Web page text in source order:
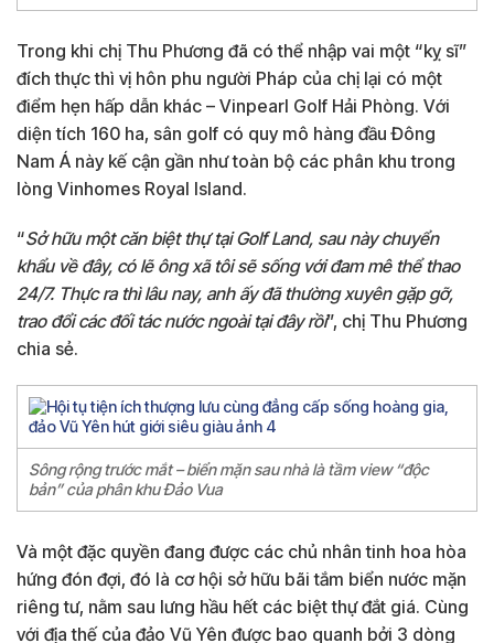
Trong khi chị Thu Phương đã có thể nhập vai một “kỵ sĩ”
đích thực thì vị hôn phu người Pháp của chị lại có một
điểm hẹn hấp dẫn khác – Vinpearl Golf Hải Phòng. Với
diện tích 160 ha, sân golf có quy mô hàng đầu Đông
Nam Á này kế cận gần như toàn bộ các phân khu trong
lòng Vinhomes Royal Island.
“Sở hữu một căn biệt thự tại Golf Land, sau này chuyển
khẩu về đây, có lẽ ông xã tôi sẽ sống với đam mê thể thao
24/7. Thực ra thì lâu nay, anh ấy đã thường xuyên gặp gỡ,
trao đổi các đối tác nước ngoài tại đây rồi”, chị Thu Phương
chia sẻ.
Sông rộng trước mắt – biển mặn sau nhà là tầm view “độc
bản” của phân khu Đảo Vua
Và một đặc quyền đang được các chủ nhân tinh hoa hòa
hứng đón đợi, đó là cơ hội sở hữu bãi tắm biển nước mặn
riêng tư, nằm sau lưng hầu hết các biệt thự đắt giá. Cùng
với địa thế của đảo Vũ Yên được bao quanh bởi 3 dòng